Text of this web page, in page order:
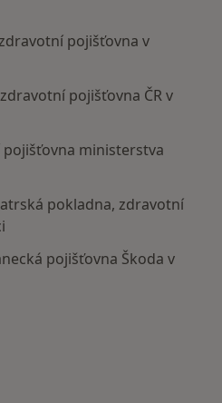
pojišťovna v
pojišťovna ČR v
ministerstva
pokladna, zdravotní
pojišťovna Škoda v